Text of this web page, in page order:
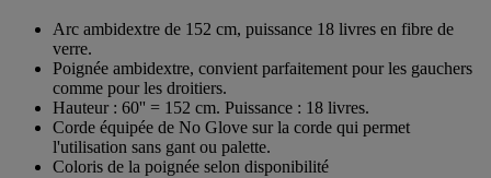
Arc ambidextre de 152 cm, puissance 18 livres en fibre de
verre.
Poignée ambidextre, convient parfaitement pour les gauchers
comme pour les droitiers.
Hauteur : 60'' = 152 cm. Puissance : 18 livres.
Corde équipée de No Glove sur la corde qui permet
l'utilisation sans gant ou palette.
Coloris de la poignée selon disponibilité